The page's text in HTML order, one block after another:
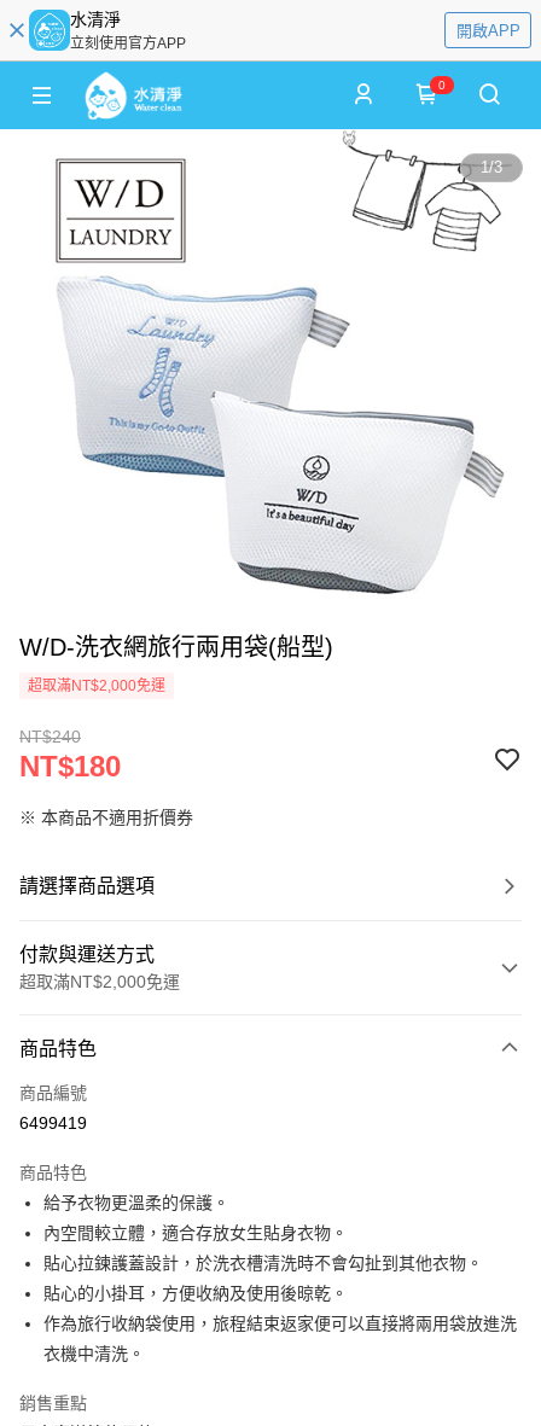
水清淨
立刻使用官方APP
開啟APP
0
1/3
W/D-洗衣網旅行兩用袋(船型)
超取滿NT$2,000免運
NT$240
NT$180
※ 本商品不適用折價券
請選擇商品選項
付款與運送方式
超取滿NT$2,000免運
信用卡一次付款
超商取貨付款
Apple Pay
街口支付
悠遊付
AFTEE先享後付
相關說明
AFTEE先享後付是「在收到商品之後才付款」的支付方式。 讓您購物簡單
ATM付款
商品特色
商品編號
6499419
商品特色
給予衣物更溫柔的保護。
內空間較立體，適合存放女生貼身衣物。
貼心拉鍊護蓋設計，於洗衣槽清洗時不會勾扯到其他衣物。
貼心的小掛耳，方便收納及使用後晾乾。
作為旅行收納袋使用，旅程結束返家便可以直接將兩用袋放進洗
衣機中清洗。
銷售重點